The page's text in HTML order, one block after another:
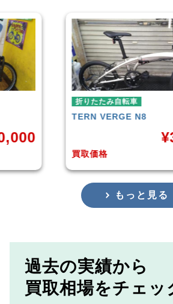
¥38,500
折りたたみ自転車
RENAULTLIGHT-
買取価格
もっと見る
過去の実績から
買取相場をチェッ